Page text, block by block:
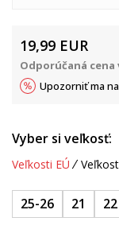
19,99 EUR
Odporúčaná cena
Upozorniť ma
Vyber si veľkosť:
Veľkosti EÚ
25-26 21 22